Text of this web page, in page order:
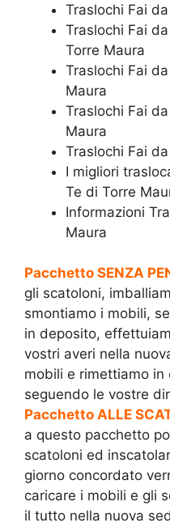
Traslochi Fai
Traslochi Fai
Torre Maura
Traslochi Fai
Maura
Traslochi Fai
Maura
Traslochi Fai
I migliori
Te di Torre
Informazioni
Maura
Pacchetto SENZA
gli scatoloni,
smontiamo i mobili,
in deposito,
vostri averi nella
mobili e rimettiamo
seguendo le vostre
Pacchetto ALLE
a questo pacchetto
scatoloni ed
giorno concordato
caricare i mobili e gli
il tutto nella nuova